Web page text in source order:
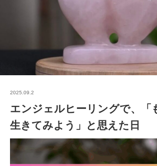
2025.09.2
エンジェルヒーリングで、「
生きてみよう」と思えた日